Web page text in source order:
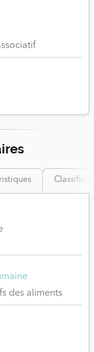
d’autres ont
ainsi qu’un
des aliments